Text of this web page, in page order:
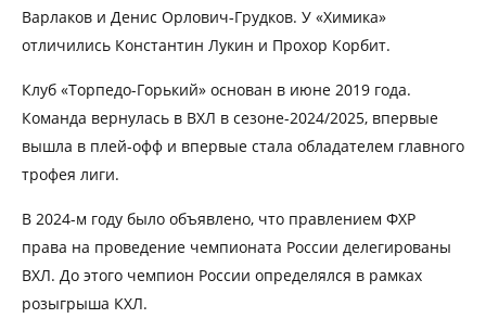
Варлаков и Денис Орлович‑Грудков. У «Химика»
отличились Константин Лукин и Прохор Корбит.
Клуб «Торпедо-Горький» основан в июне 2019 года.
Команда вернулась в ВХЛ в сезоне-2024/2025, впервые
вышла в плей-офф и впервые стала обладателем главного
трофея лиги.
В 2024-м году было объявлено, что правлением ФХР
права на проведение чемпионата России делегированы
ВХЛ. До этого чемпион России определялся в рамках
розыгрыша КХЛ.